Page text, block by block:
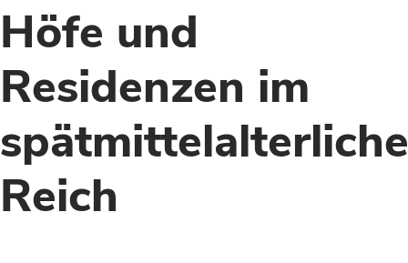
Höfe und
Residenzen im
Reich